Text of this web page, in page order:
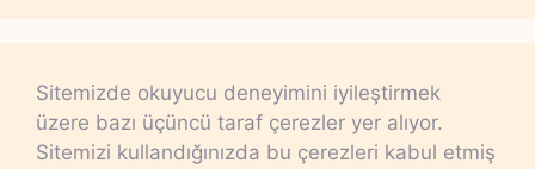
Sitemizde okuyucu deneyimini iyileştirmek
üzere bazı üçüncü taraf çerezler yer alıyor.
Sitemizi kullandığınızda bu çerezleri kabul etmiş